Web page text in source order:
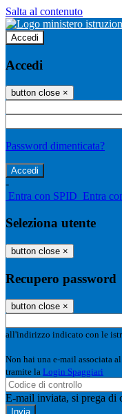
Salta al contenuto
Accedi
Accedi
button close ×
Password dimenticata?
-
Entra con SPID Entra
Seleziona utente
button close ×
Recupero password
button close ×
all'indirizzo indicato con le
Non hai una e-mail associata
tramite la Login Spaggiari
E-mail inviata, si prega di